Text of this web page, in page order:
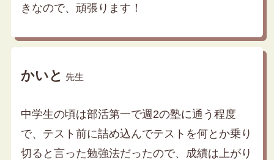
きなので、頑張ります！
かいと 先生
中学生の頃は部活第一で週2の塾に通う程度
で、テスト前に詰め込んでテストを何とか乗り
切ると言った勉強法だったので、成績は上がり